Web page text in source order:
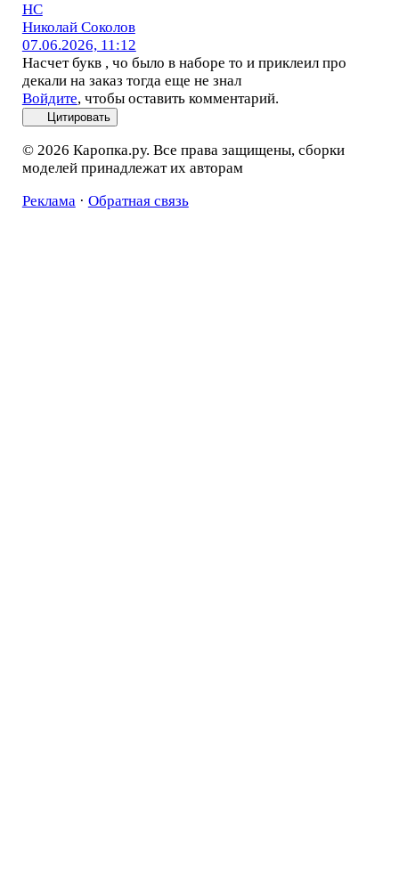
НС
Николай Соколов
07.06.2026, 11:12
Насчет букв , чо было в наборе то и приклеил про
декали на заказ тогда еще не знал
Войдите, чтобы оставить комментарий.
Цитировать
© 2026 Каропка.ру. Все права защищены, сборки
моделей принадлежат их авторам
Реклама · Обратная связь